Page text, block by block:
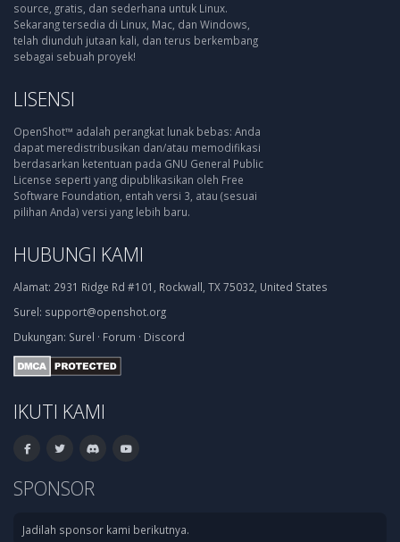
source, gratis, dan sederhana untuk Linux.
Sekarang tersedia di Linux, Mac, dan Windows,
telah diunduh jutaan kali, dan terus berkembang
sebagai sebuah proyek!
LISENSI
OpenShot™ adalah perangkat lunak bebas: Anda
dapat meredistribusikan dan/atau memodifikasi
berdasarkan ketentuan pada GNU General Public
License seperti yang dipublikasikan oleh Free
Software Foundation, entah versi 3, atau (sesuai
pilihan Anda) versi yang lebih baru.
HUBUNGI KAMI
Alamat: 2931 Ridge Rd #101, Rockwall, TX 75032, United States
Surel: support@openshot.org
Dukungan: Surel · Forum · Discord
IKUTI KAMI
SPONSOR
Jadilah sponsor kami berikutnya.